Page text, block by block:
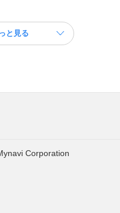
と見る
Corporation